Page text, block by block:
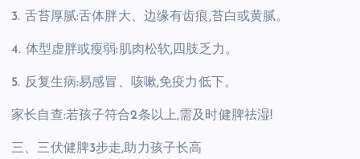
3. 舌苔厚腻:舌体胖大、边缘有齿痕,苔白或黄腻。
4. 体型虚胖或瘦弱:肌肉松软,四肢乏力。
5. 反复生病:易感冒、咳嗽,免疫力低下。
家长自查:若孩子符合2条以上,需及时健脾祛湿!
三、三伏健脾3步走,助力孩子长高